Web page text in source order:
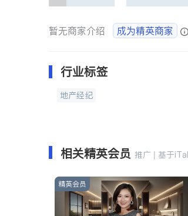
暂无商家介绍 成为精英商家
行业标签
地产经纪
相关精英会员 推广 | 基于
精英会员